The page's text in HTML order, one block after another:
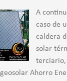
A
caso de
caldera
solar
terciario,
Ahorro